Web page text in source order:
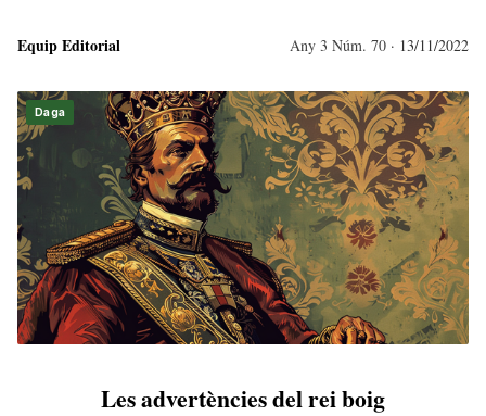
Equip Editorial Any 3 Núm. 70 · 13/11/2022
Daga
Les advertències del rei boig